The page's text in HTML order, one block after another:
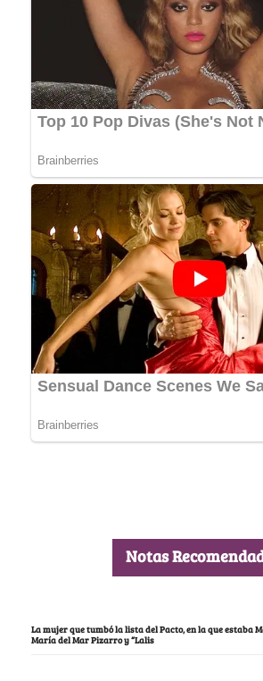
Notas
La mujer que tumbó la lista del Pacto, en la que estaba
María del Mar Pizarro y “Lalis